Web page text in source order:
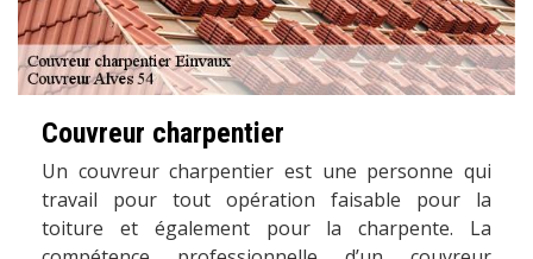
Couvreur charpentier
Un couvreur charpentier est une personne qui
travail pour tout opération faisable pour la
toiture et également pour la charpente. La